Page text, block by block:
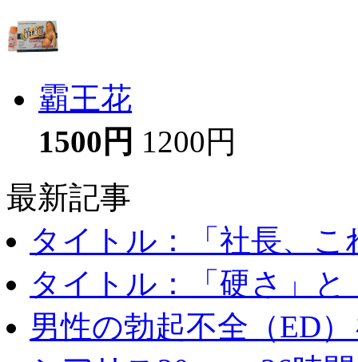
霸王花
1500円 1200円
最新記事
タイトル：「社長、こ
タイトル：「硬さ」と
男性の勃起不全（ED